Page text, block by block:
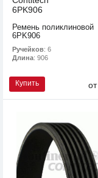
6PK906
Ремень поликлиновой
6PK906
Ручейков: 6
Длина: 906
Купить от